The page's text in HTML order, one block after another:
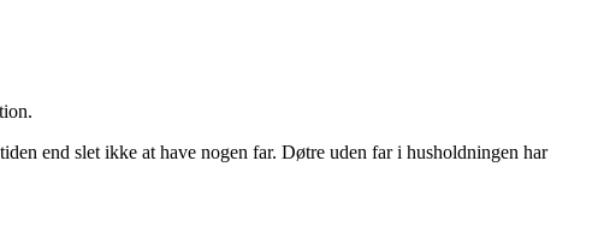
end slet ikke at have nogen far. Døtre uden far i husholdningen har